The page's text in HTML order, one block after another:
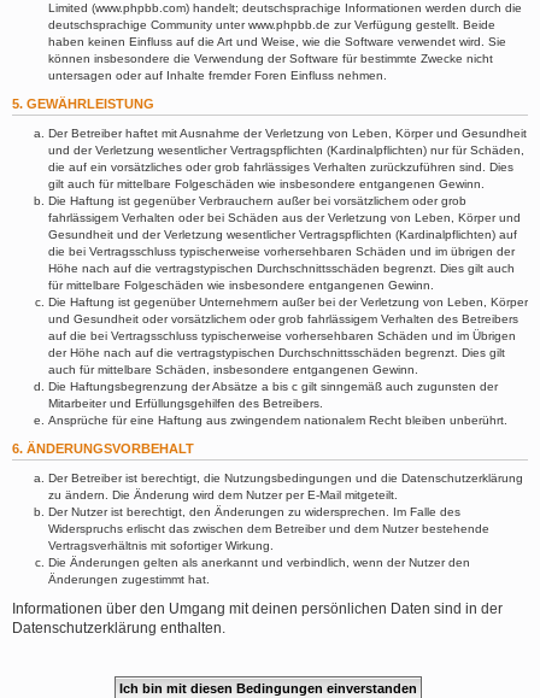
Limited (www.phpbb.com) handelt; deutschsprachige Informationen werden durch die
deutschsprachige Community unter www.phpbb.de zur Verfügung gestellt. Beide
haben keinen Einfluss auf die Art und Weise, wie die Software verwendet wird. Sie
können insbesondere die Verwendung der Software für bestimmte Zwecke nicht
untersagen oder auf Inhalte fremder Foren Einfluss nehmen.
5. GEWÄHRLEISTUNG
Der Betreiber haftet mit Ausnahme der Verletzung von Leben, Körper und Gesundheit
und der Verletzung wesentlicher Vertragspflichten (Kardinalpflichten) nur für Schäden,
die auf ein vorsätzliches oder grob fahrlässiges Verhalten zurückzuführen sind. Dies
gilt auch für mittelbare Folgeschäden wie insbesondere entgangenen Gewinn.
Die Haftung ist gegenüber Verbrauchern außer bei vorsätzlichem oder grob
fahrlässigem Verhalten oder bei Schäden aus der Verletzung von Leben, Körper und
Gesundheit und der Verletzung wesentlicher Vertragspflichten (Kardinalpflichten) auf
die bei Vertragsschluss typischerweise vorhersehbaren Schäden und im übrigen der
Höhe nach auf die vertragstypischen Durchschnittsschäden begrenzt. Dies gilt auch
für mittelbare Folgeschäden wie insbesondere entgangenen Gewinn.
Die Haftung ist gegenüber Unternehmern außer bei der Verletzung von Leben, Körper
und Gesundheit oder vorsätzlichem oder grob fahrlässigem Verhalten des Betreibers
auf die bei Vertragsschluss typischerweise vorhersehbaren Schäden und im Übrigen
der Höhe nach auf die vertragstypischen Durchschnittsschäden begrenzt. Dies gilt
auch für mittelbare Schäden, insbesondere entgangenen Gewinn.
Die Haftungsbegrenzung der Absätze a bis c gilt sinngemäß auch zugunsten der
Mitarbeiter und Erfüllungsgehilfen des Betreibers.
Ansprüche für eine Haftung aus zwingendem nationalem Recht bleiben unberührt.
6. ÄNDERUNGSVORBEHALT
Der Betreiber ist berechtigt, die Nutzungsbedingungen und die Datenschutzerklärung
zu ändern. Die Änderung wird dem Nutzer per E-Mail mitgeteilt.
Der Nutzer ist berechtigt, den Änderungen zu widersprechen. Im Falle des
Widerspruchs erlischt das zwischen dem Betreiber und dem Nutzer bestehende
Vertragsverhältnis mit sofortiger Wirkung.
Die Änderungen gelten als anerkannt und verbindlich, wenn der Nutzer den
Änderungen zugestimmt hat.
Informationen über den Umgang mit deinen persönlichen Daten sind in der
Datenschutzerklärung enthalten.